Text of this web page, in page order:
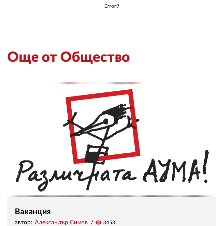
Error9
Още от Общество
Ваканция
автор: Александър Симов visibility 3453